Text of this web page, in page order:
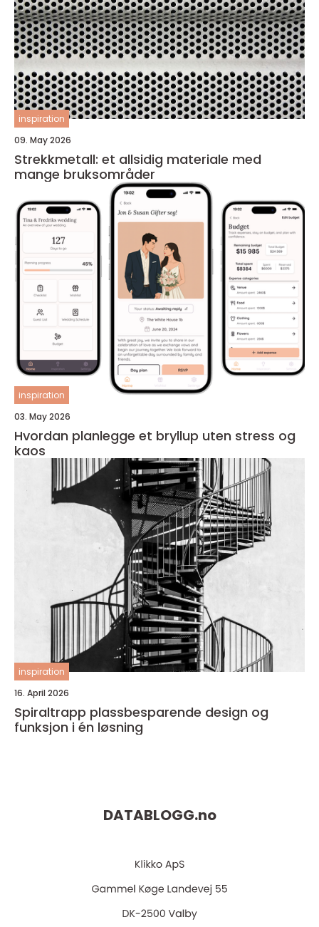
inspiration
09. May 2026
Strekkmetall: et allsidig materiale med
mange bruksområder
inspiration
03. May 2026
Hvordan planlegge et bryllup uten stress og
kaos
inspiration
16. April 2026
Spiraltrapp plassbesparende design og
funksjon i én løsning
DATABLOGG.no